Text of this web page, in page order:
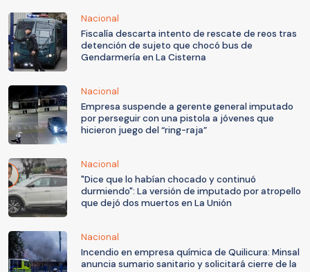
Nacional
Fiscalía descarta intento de rescate de reos tras
detención de sujeto que chocó bus de
Gendarmería en La Cisterna
Nacional
Empresa suspende a gerente general imputado
por perseguir con una pistola a jóvenes que
hicieron juego del “ring-raja”
Nacional
"Dice que lo habían chocado y continuó
durmiendo": La versión de imputado por atropello
que dejó dos muertos en La Unión
Nacional
Incendio en empresa química de Quilicura: Minsal
anuncia sumario sanitario y solicitará cierre de la